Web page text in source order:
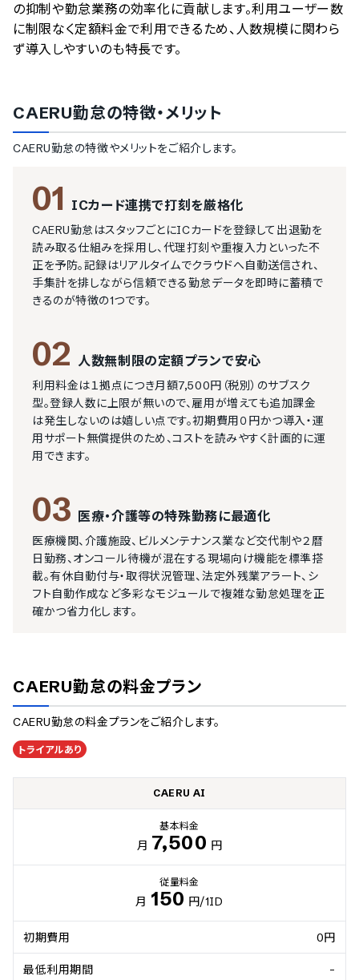
の抑制や勤怠業務の効率化に貢献します。利用ユーザー数
に制限なく定額料金で利用できるため、人数規模に関わら
ず導入しやすいのも特長です。
CAERU勤怠の特徴・メリット
CAERU勤怠の特徴やメリットをご紹介します。
01 ICカード連携で打刻を厳格化
CAERU勤怠はスタッフごとにICカードを登録して出退勤を
読み取る仕組みを採用し、代理打刻や重複入力といった不
正を予防。記録はリアルタイムでクラウドへ自動送信され、
手集計を排しながら信頼できる勤怠データを即時に蓄積で
きるのが特徴の1つです。
02 人数無制限の定額プランで安心
利用料金は１拠点につき月額7,500円（税別）のサブスク
型。登録人数に上限が無いので、雇用が増えても追加課金
は発生しないのは嬉しい点です。初期費用０円かつ導入・運
用サポート無償提供のため、コストを読みやすく計画的に運
用できます。
03 医療・介護等の特殊勤務に最適化
医療機関、介護施設、ビルメンテナンス業など交代制や２暦
日勤務、オンコール待機が混在する現場向け機能を標準搭
載。有休自動付与・取得状況管理、法定外残業アラート、シ
フト自動作成など多彩なモジュールで複雑な勤怠処理を正
確かつ省力化します。
CAERU勤怠の料金プラン
CAERU勤怠の料金プランをご紹介します。
トライアルあり
CAERU AI
基本料金
月 7,500 円
従量料金
月 150 円/1ID
初期費用 0円
最低利用期間 -